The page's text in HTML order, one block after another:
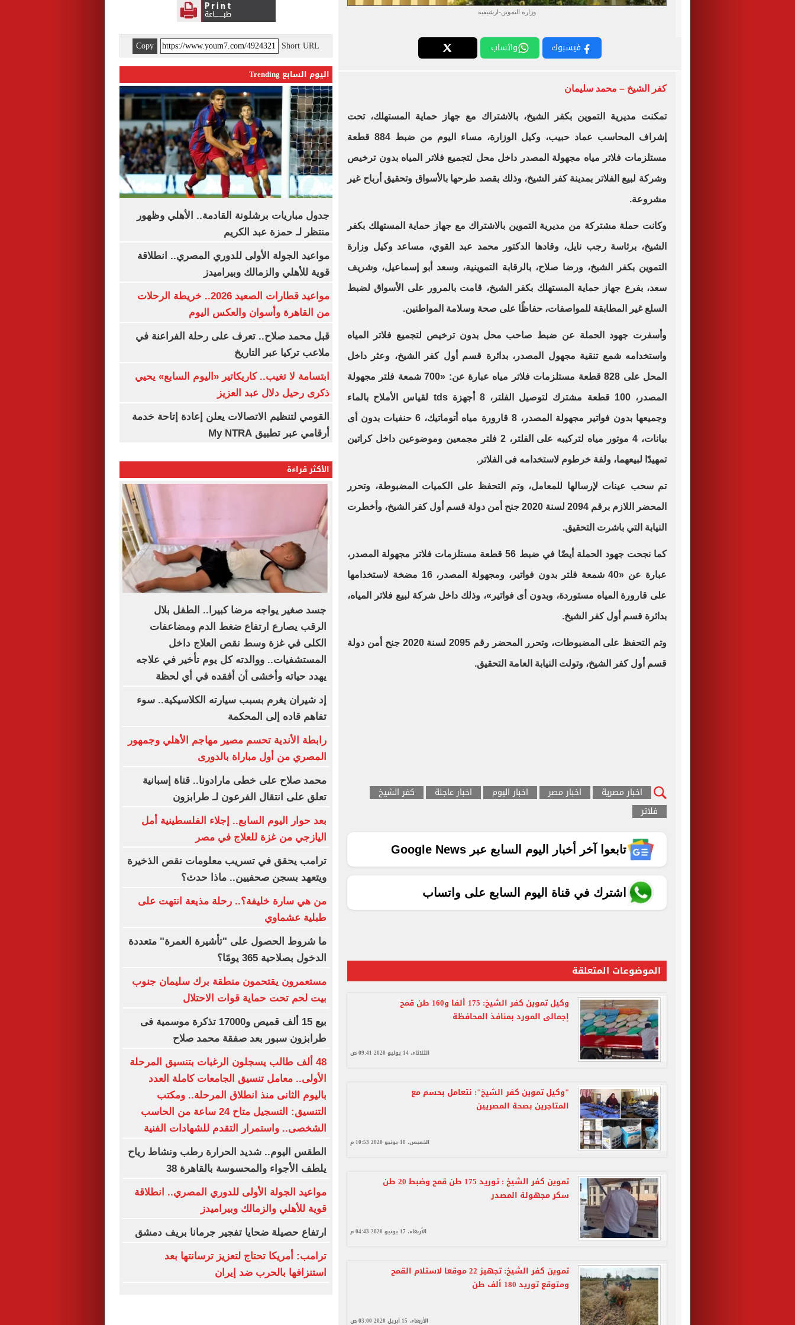
وزاره التموين-ارشيفية
فيسبوك واتساب
كفر الشيخ – محمد سليمان
تمكنت مديرية التموين بكفر الشيخ، بالاشتراك مع جهاز حماية المستهلك، تحت
إشراف المحاسب عماد حبيب، وكيل الوزارة، مساء اليوم من ضبط 884 قطعة
مستلزمات فلاتر مياه مجهولة المصدر داخل محل لتجميع فلاتر المياه بدون ترخيص
وشركة لبيع الفلاتر بمدينة كفر الشيخ، وذلك بقصد طرحها بالأسواق وتحقيق أرباح غير
مشروعة.
وكانت حملة مشتركة من مديرية التموين بالاشتراك مع جهاز حماية المستهلك بكفر
الشيخ، برئاسة رجب نايل، وقادها الدكتور محمد عبد القوي، مساعد وكيل وزارة
التموين بكفر الشيخ، ورضا صلاح، بالرقابة التموينية، وسعد أبو إسماعيل، وشريف
سعد، بفرع جهاز حماية المستهلك بكفر الشيخ، قامت بالمرور على الأسواق لضبط
السلع غير المطابقة للمواصفات، حفاظًا على صحة وسلامة المواطنين.
وأسفرت جهود الحملة عن ضبط صاحب محل بدون ترخيص لتجميع فلاتر المياه
واستخدامه شمع تنقية مجهول المصدر، بدائرة قسم أول كفر الشيخ، وعثر داخل
المحل على 828 قطعة مستلزمات فلاتر مياه عبارة عن: «700 شمعة فلتر مجهولة
المصدر، 100 قطعة مشترك لتوصيل الفلتر، 8 أجهزة tds لقياس الأملاح بالماء
وجميعها بدون فواتير مجهولة المصدر، 8 قارورة مياه أتوماتيك، 6 حنفيات بدون أى
بيانات، 4 موتور مياه لتركيبه على الفلتر، 2 فلتر مجمعين وموضوعين داخل كراتين
تمهيدًا لبيعهما، ولفة خرطوم لاستخدامه فى الفلاتر.
تم سحب عينات لإرسالها للمعامل، وتم التحفظ على الكميات المضبوطة، وتحرر
المحضر اللازم برقم 2094 لسنة 2020 جنح أمن دولة قسم أول كفر الشيخ، وأخطرت
النيابة التي باشرت التحقيق.
كما نجحت جهود الحملة أيضًا في ضبط 56 قطعة مستلزمات فلاتر مجهولة المصدر،
عبارة عن «40 شمعة فلتر بدون فواتير، ومجهولة المصدر، 16 مضخة لاستخدامها
على قارورة المياه مستوردة، وبدون أى فواتير»، وذلك داخل شركة لبيع فلاتر المياه،
بدائرة قسم أول كفر الشيخ.
وتم التحفظ على المضبوطات، وتحرر المحضر رقم 2095 لسنة 2020 جنح أمن دولة
قسم أول كفر الشيخ، وتولت النيابة العامة التحقيق.
اخبار مصرية اخبار مصر اخبار اليوم اخبار عاجلة
كفر الشيخ
فلاتر
تابعوا آخر أخبار اليوم السابع عبر Google News
اشترك في قناة اليوم السابع على واتساب
الموضوعات المتعلقة
وكيل تموين كفر الشيخ: 175 ألفا و160 طن قمح
إجمالى المورد بمنافذ المحافظة
الثلاثاء، 14 يوليو 2020 09:41 ص
"وكيل تموين كفر الشيخ": نتعامل بحسم مع
المتاجرين بصحة المصريين
الخميس، 18 يونيو 2020 10:53 م
تموين كفر الشيخ : توريد 175 طن قمح وضبط 20 طن
سكر مجهولة المصدر
الأربعاء، 17 يونيو 2020 04:43 م
تموين كفر الشيخ: تجهيز 22 موقعا لاستلام القمح
ومتوقع توريد 180 ألف طن
الأربعاء، 15 أبريل 2020 03:00 ص
Short URL
Copy
اليوم السابع Trending
جدول مباريات برشلونة القادمة.. الأهلي وظهور
منتظر لـ حمزة عبد الكريم
مواعيد الجولة الأولى للدوري المصري.. انطلاقة
قوية للأهلي والزمالك وبيراميدز
مواعيد قطارات الصعيد 2026.. خريطة الرحلات
من القاهرة وأسوان والعكس اليوم
قبل محمد صلاح.. تعرف على رحلة الفراعنة في
ملاعب تركيا عبر التاريخ
ابتسامة لا تغيب.. كاريكاتير «اليوم السابع» يحيي
ذكرى رحيل دلال عبد العزيز
القومي لتنظيم الاتصالات يعلن إعادة إتاحة خدمة
أرقامي عبر تطبيق My NTRA
الأكثر قراءة
جسد صغير يواجه مرضا كبيرا.. الطفل بلال
الرقب يصارع ارتفاع ضغط الدم ومضاعفات
الكلى في غزة وسط نقص العلاج داخل
المستشفيات.. ووالدته كل يوم تأخير في علاجه
يهدد حياته وأخشى أن أفقده في أي لحظة
إد شيران يغرم بسبب سيارته الكلاسيكية.. سوء
تفاهم قاده إلى المحكمة
رابطة الأندية تحسم مصير مهاجم الأهلي وجمهور
المصري من أول مباراة بالدورى
محمد صلاح على خطى مارادونا.. قناة إسبانية
تعلق على انتقال الفرعون لـ طرابزون
بعد حوار اليوم السابع.. إجلاء الفلسطينية أمل
اليازجي من غزة للعلاج في مصر
ترامب يحقق في تسريب معلومات نقص الذخيرة
ويتعهد بسجن صحفيين.. ماذا حدث؟
من هي سارة خليفة؟.. رحلة مذيعة انتهت على
طبلية عشماوي
ما شروط الحصول على "تأشيرة العمرة" متعددة
الدخول بصلاحية 365 يومًا؟
مستعمرون يقتحمون منطقة برك سليمان جنوب
بيت لحم تحت حماية قوات الاحتلال
بيع 15 ألف قميص و17000 تذكرة موسمية فى
طرابزون سبور بعد صفقة محمد صلاح
48 ألف طالب يسجلون الرغبات بتنسيق المرحلة
الأولى.. معامل تنسيق الجامعات كاملة العدد
باليوم الثانى منذ انطلاق المرحلة.. ومكتب
التنسيق: التسجيل متاح 24 ساعة من الحاسب
الشخصى.. واستمرار التقدم للشهادات الفنية
الطقس اليوم.. شديد الحرارة رطب ونشاط رياح
يلطف الأجواء والمحسوسة بالقاهرة 38
مواعيد الجولة الأولى للدوري المصري.. انطلاقة
قوية للأهلي والزمالك وبيراميدز
ارتفاع حصيلة ضحايا تفجير جرمانا بريف دمشق
ترامب: أمريكا تحتاج لتعزيز ترسانتها بعد
استنزافها بالحرب ضد إيران